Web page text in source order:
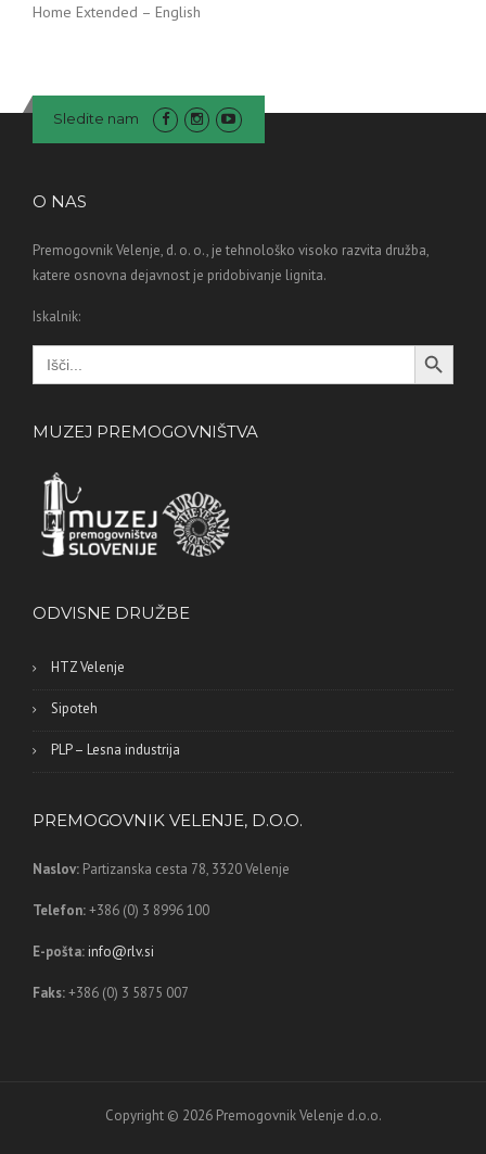
Home Extended – English
Sledite nam
O NAS
Premogovnik Velenje, d. o. o., je tehnološko visoko razvita družba,
katere osnovna dejavnost je pridobivanje lignita.
Iskalnik:
Search
for:
Search Button
MUZEJ PREMOGOVNIŠTVA
ODVISNE DRUŽBE
HTZ Velenje
Sipoteh
PLP – Lesna industrija
PREMOGOVNIK VELENJE, D.O.O.
Naslov: Partizanska cesta 78, 3320 Velenje
Telefon:+386 (0) 3 8996 100
E-pošta: info@rlv.si
Faks:+386 (0) 3 5875 007
Copyright © 2026 Premogovnik Velenje d.o.o.